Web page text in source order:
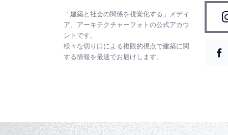
「建築と社会の関係を視覚化する」メディ
ア、アーキテクチャーフォトの公式アカウ
ントです。
様々な切り口による複眼的視点で建築に関
する情報を最速でお届けします。